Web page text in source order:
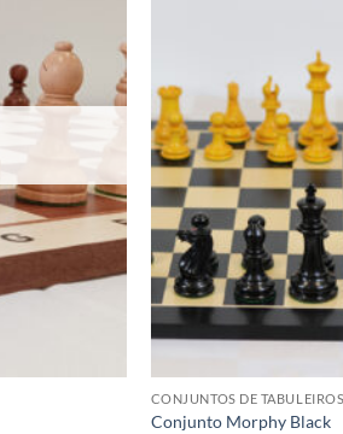
CONJUNTOS DE
Conjunto Morphy Black